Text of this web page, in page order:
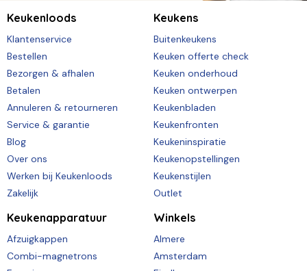
Keukenloods
Klantenservice
Bestellen
Bezorgen & afhalen
Betalen
Annuleren & retourneren
Service & garantie
Blog
Over ons
Werken bij Keukenloods
Zakelijk
Keukens
Buitenkeukens
Keuken offerte check
Keuken onderhoud
Keuken ontwerpen
Keukenbladen
Keukenfronten
Keukeninspiratie
Keukenopstellingen
Keukenstijlen
Outlet
Keukenapparatuur
Afzuigkappen
Combi-magnetrons
Winkels
Almere
Amsterdam